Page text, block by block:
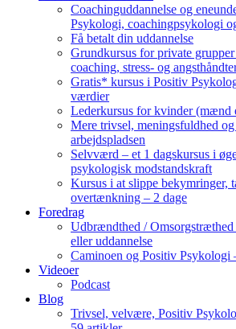
Coachinguddannelse og
Psykologi, coachingpsykologi
Få betalt din uddannelse
Grundkursus for private
coaching, stress- og
Gratis* kursus i Positiv
værdier
Lederkursus for kvinder (mænd
Mere trivsel, meningsfuldhed
arbejdspladsen
Selvværd – et 1 dagskursus i
psykologisk modstandskraft
Kursus i at slippe bekymringer,
overtænkning – 2 dage
Foredrag
Udbrændthed / Omsorgstræthed
eller uddannelse
Caminoen og Positiv Psykologi
Videoer
Podcast
Blog
Trivsel, velvære, Positiv